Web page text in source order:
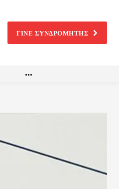
ΓΙΝΕ ΣΥΝΔΡΟΜΗΤΗΣ